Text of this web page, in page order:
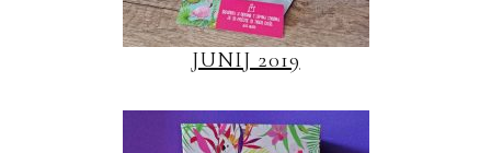
JUNIJ 2019